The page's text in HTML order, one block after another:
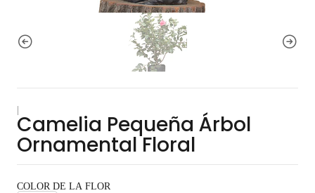
Camelia Pequeña Árbol
Ornamental Floral
COLOR DE LA FLOR